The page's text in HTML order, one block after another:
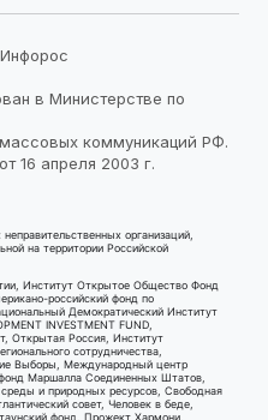
в Министерстве по
коммуникаций РФ.
16 апреля 2003 г.